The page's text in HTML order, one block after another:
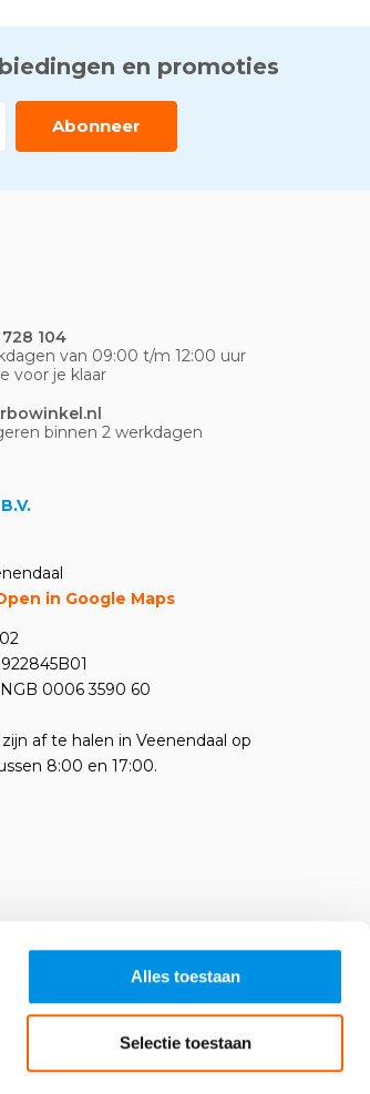
Alles toestaan
Selectie toestaan
en promoties
Abonneer
728 104
van 09:00 t/m 12:00 uur
voor je klaar
binnen 2 werkdagen
in Google Maps
0006 3590 60
af te halen in Veenendaal op
8:00 en 17:00.